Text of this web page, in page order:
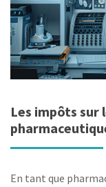
Les impôts sur
En tant que